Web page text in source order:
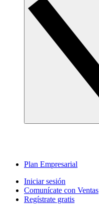
Plan Empresarial
Iniciar sesión
Comunícate con Ventas
Regístrate gratis